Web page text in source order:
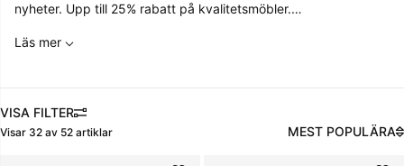
nyheter. Upp till 25% rabatt på kvalitetsmöbler.
Gäller 21/6 - 20/7 2026 och kan ej kombineras med andra rabatter.
Läs mer
FILTRERA
Visar 32 av 52 artiklar MEST POPULÄRA